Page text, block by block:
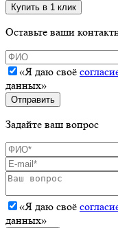
Оставьте ваши
«Я даю своё
данных»
Задайте ваш вопрос
«Я даю своё
данных»